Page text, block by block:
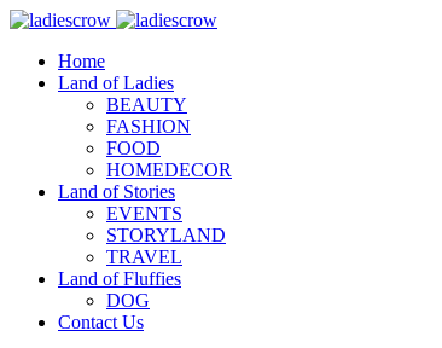
Home
Land of Ladies
BEAUTY
FASHION
FOOD
HOMEDECOR
Land of Stories
EVENTS
STORYLAND
TRAVEL
Land of Fluffies
DOG
Contact Us